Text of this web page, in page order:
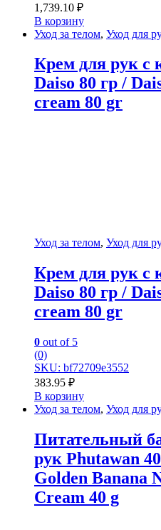
1,739.10 ₽
В корзину
Уход за телом, Уход для
Крем для рук с
Daiso 80 гр /
cream 80 gr
Уход за телом, Уход для
Крем для рук с
Daiso 80 гр /
cream 80 gr
0 out of 5
(0)
SKU: bf72709e3552
383.95 ₽
В корзину
Уход за телом, Уход для
Питательный
рук Phutawan
Golden Banana
Cream 40 g